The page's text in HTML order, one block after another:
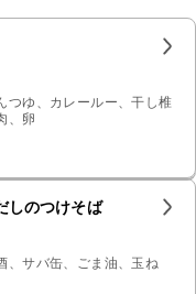
つゆ、カレールー、干し椎
、卵
のつけそば
、サバ缶、ごま油、玉ね